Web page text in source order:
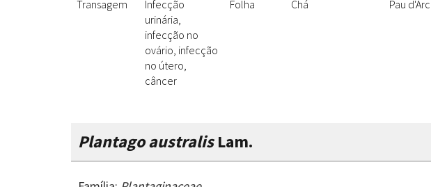
Transagem
Infecção
urinária,
infecção no
ovário, infecção
no útero,
câncer
Folha Chá Pau
Plantago australisLam.